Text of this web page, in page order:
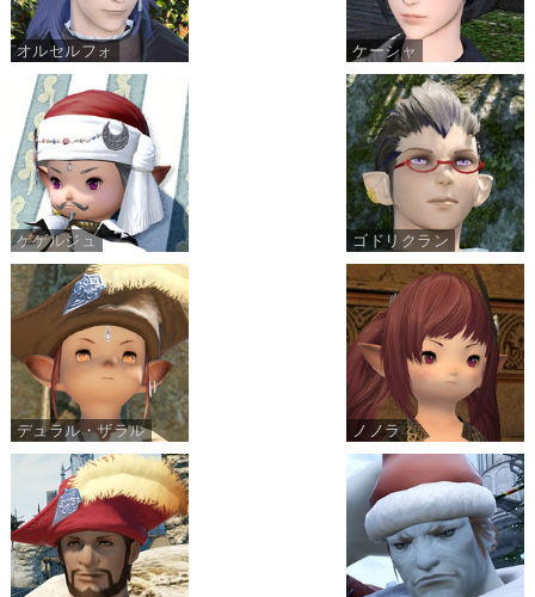
オルセルフォ ケーシャ
ゲゲルジュ ゴドリクラン
デュラル・ザラル ノノラ